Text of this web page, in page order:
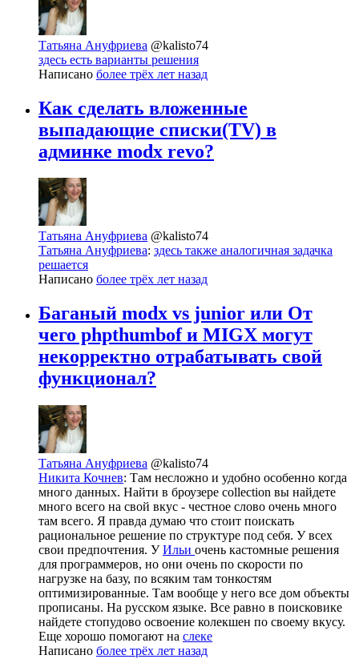
Татьяна Ануфриева @kalisto74
здесь есть варианты решения
Написано более трёх лет назад
Как сделать вложенные
выпадающие списки(TV) в
админке modx revo?
Татьяна Ануфриева @kalisto74
Татьяна Ануфриева: здесь также аналогичная задачка
решается
Написано более трёх лет назад
Баганый modx vs junior или От
чего phpthumbof и MIGX могут
некорректно отрабатывать свой
функционал?
Татьяна Ануфриева @kalisto74
Никита Кочнев: Там несложно и удобно особенно когда
много данных. Найти в броузере collection вы найдете
много всего на свой вкус - честное слово очень много
там всего. Я правда думаю что стоит поискать
рациональное решение по структуре под себя. У всех
свои предпочтения. УИльи очень кастомные решения
для программеров, но они очень по скорости по
нагрузке на базу, по всяким там тонкостям
оптимизированные. Там вообще у него все дом объекты
прописаны. На русском языке. Все равно в поисковике
найдете стопудово освоение колекшен по своему вкусу.
Еще хорошо помогают на слеке
Написано более трёх лет назад